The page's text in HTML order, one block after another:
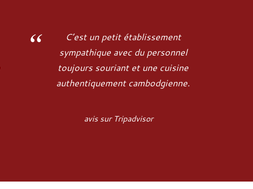
C’est un petit établissement
sympathique avec du personnel
toujours souriant et une cuisine
authentiquement cambodgienne.
avis sur Tripadvisor